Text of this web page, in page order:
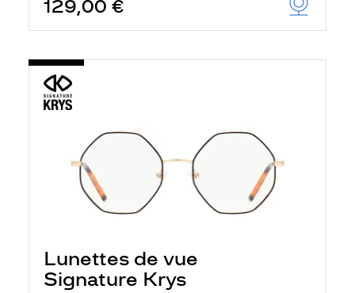
129,00 €
Lunettes de vue
Signature Krys